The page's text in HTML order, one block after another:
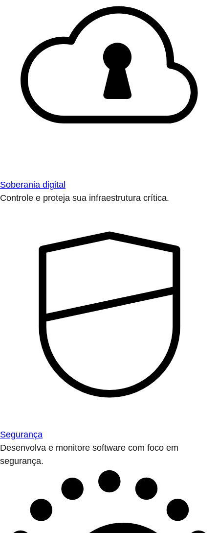
Soberania digital
Controle e proteja sua infraestrutura crítica.
Segurança
Desenvolva e monitore software com foco em
segurança.